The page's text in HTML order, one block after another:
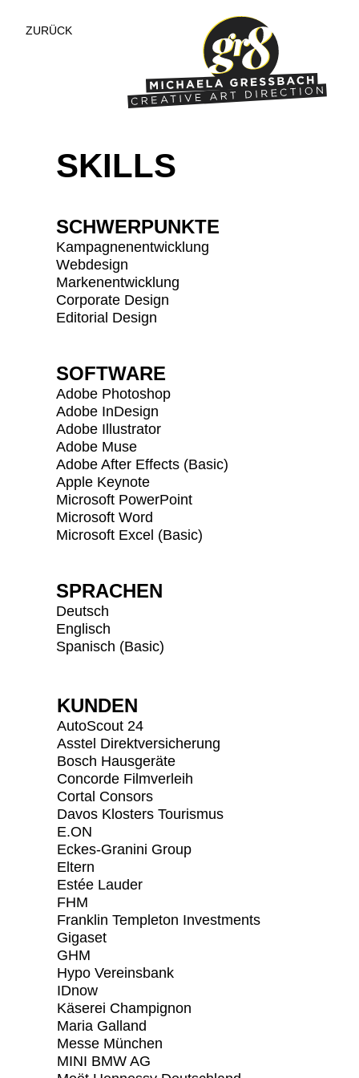
ZURÜCK
SKILLS
SCHWERPUNKTE
Kampagnenentwicklung
Webdesign
Markenentwicklung
Corporate Design
Editorial Design
SOFTWARE
Adobe Photoshop
Adobe InDesign
Adobe Illustrator
Adobe Muse
Adobe After Effects (Basic)
Apple Keynote
Microsoft PowerPoint
Microsoft Word
Microsoft Excel (Basic)
SPRACHEN
Deutsch
Englisch
Spanisch (Basic)
KUNDEN
AutoScout 24
Asstel Direktversicherung
Bosch Hausgeräte
Concorde Filmverleih
Cortal Consors
Davos Klosters Tourismus
E.ON
Eckes-Granini Group
Eltern
Estée Lauder
FHM
Franklin Templeton Investments
Gigaset
GHM
Hypo Vereinsbank
IDnow
Käserei Champignon
Maria Galland
Messe München
MINI BMW AG